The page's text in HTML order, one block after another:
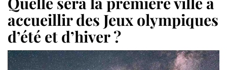
accueillir des Jeux olympiques
d’été et d’hiver ?